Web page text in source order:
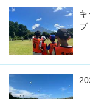
キ
プ